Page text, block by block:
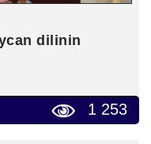
dilinin
1 253